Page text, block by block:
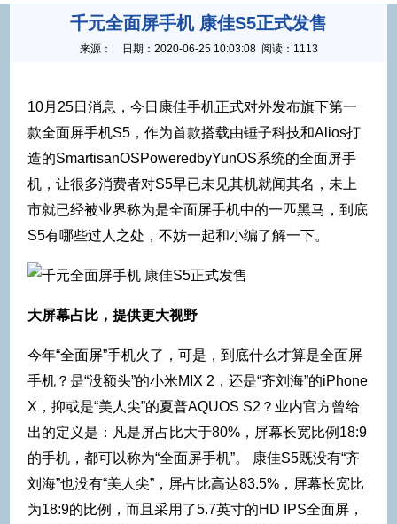
千元全面屏手机 康佳S5正式发售
来源： 日期： 2020-06-25 10:03:08 阅读：1113
10月25日消息，今日康佳手机正式对外发布旗下第一
款全面屏手机S5，作为首款搭载由锤子科技和Alios打
造的SmartisanOSPoweredbyYunOS系统的全面屏手
机，让很多消费者对S5早已未见其机就闻其名，未上
市就已经被业界称为是全面屏手机中的一匹黑马，到底
S5有哪些过人之处，不妨一起和小编了解一下。
大屏幕占比，提供更大视野
今年“全面屏”手机火了，可是，到底什么才算是全面屏
手机？是“没额头”的小米MIX 2，还是“齐刘海”的iPhone
X，抑或是“美人尖”的夏普AQUOS S2？业内官方曾给
出的定义是：凡是屏占比大于80%，屏幕长宽比例18:9
的手机，都可以称为“全面屏手机”。 康佳S5既没有“齐
刘海”也没有“美人尖”，屏占比高达83.5%，屏幕长宽比
为18:9的比例，而且采用了5.7英寸的HD IPS全面屏，